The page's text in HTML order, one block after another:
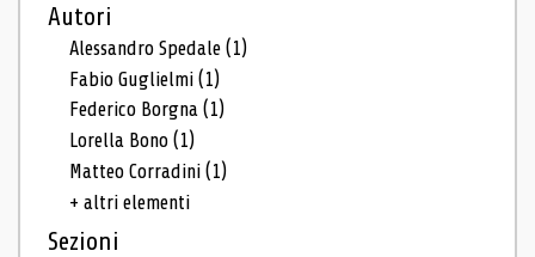
Autori
Alessandro Spedale(1)
Fabio Guglielmi(1)
Federico Borgna(1)
Lorella Bono(1)
Matteo Corradini(1)
+ altri elementi
Sezioni